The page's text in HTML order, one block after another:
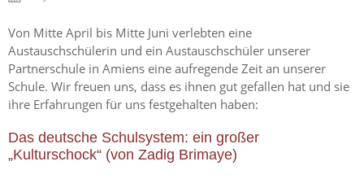
Von Mitte April bis Mitte Juni verlebten eine
Austauschschülerin und ein Austauschschüler unserer
Partnerschule in Amiens eine aufregende Zeit an unserer
Schule. Wir freuen uns, dass es ihnen gut gefallen hat und sie
ihre Erfahrungen für uns festgehalten haben:
Das deutsche Schulsystem: ein großer
„Kulturschock“ (von Zadig Brimaye)